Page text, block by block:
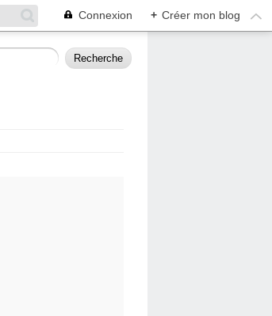
Connexion + Créer mon blog